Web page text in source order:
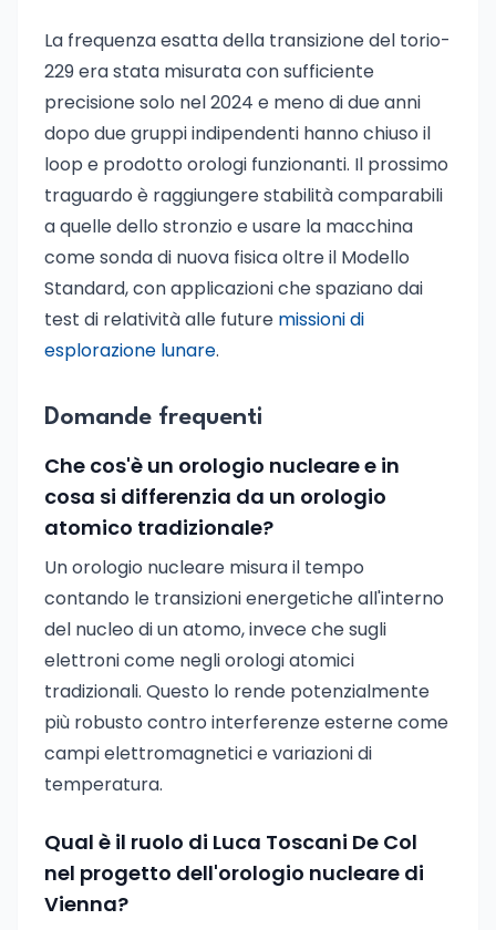
La frequenza esatta della transizione del torio-
229 era stata misurata con sufficiente
precisione solo nel 2024 e meno di due anni
dopo due gruppi indipendenti hanno chiuso il
loop e prodotto orologi funzionanti. Il prossimo
traguardo è raggiungere stabilità comparabili
a quelle dello stronzio e usare la macchina
come sonda di nuova fisica oltre il Modello
Standard, con applicazioni che spaziano dai
test di relatività alle future missioni di
esplorazione lunare.
Domande frequenti
Che cos'è un orologio nucleare e in
cosa si differenzia da un orologio
atomico tradizionale?
Un orologio nucleare misura il tempo
contando le transizioni energetiche all'interno
del nucleo di un atomo, invece che sugli
elettroni come negli orologi atomici
tradizionali. Questo lo rende potenzialmente
più robusto contro interferenze esterne come
campi elettromagnetici e variazioni di
temperatura.
Qual è il ruolo di Luca Toscani De Col
nel progetto dell'orologio nucleare di
Vienna?